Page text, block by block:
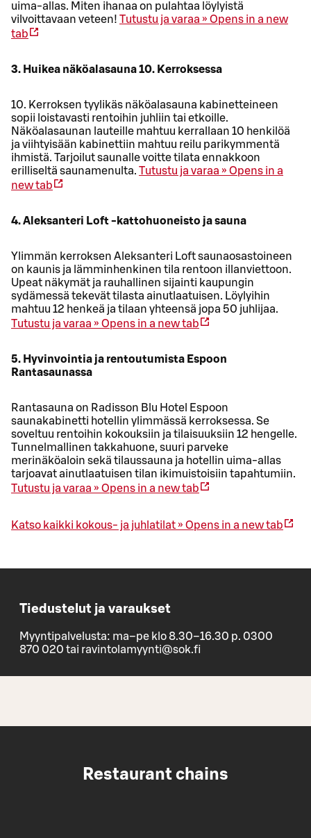
uima-allas. Miten ihanaa on pulahtaa löylyistä
vilvoittavaan veteen! Tutustu ja varaa » Opens in a new
tab
3. Huikea näköalasauna 10. Kerroksessa
10. Kerroksen tyylikäs näköalasauna kabinetteineen
sopii loistavasti rentoihin juhliin tai etkoille.
Näköalasaunan lauteille mahtuu kerrallaan 10 henkilöä
ja viihtyisään kabinettiin mahtuu reilu parikymmentä
ihmistä. Tarjoilut saunalle voitte tilata ennakkoon
erilliseltä saunamenulta. Tutustu ja varaa » Opens in a
new tab
4. Aleksanteri Loft -kattohuoneisto ja sauna
Ylimmän kerroksen Aleksanteri Loft saunaosastoineen
on kaunis ja lämminhenkinen tila rentoon illanviettoon.
Upeat näkymät ja rauhallinen sijainti kaupungin
sydämessä tekevät tilasta ainutlaatuisen. Löylyihin
mahtuu 12 henkeä ja tilaan yhteensä jopa 50 juhlijaa.
Tutustu ja varaa » Opens in a new tab
5. Hyvinvointia ja rentoutumista Espoon
Rantasaunassa
Rantasauna on Radisson Blu Hotel Espoon
saunakabinetti hotellin ylimmässä kerroksessa. Se
soveltuu rentoihin kokouksiin ja tilaisuuksiin 12 hengelle.
Tunnelmallinen takkahuone, suuri parveke
merinäköaloin sekä tilaussauna ja hotellin uima-allas
tarjoavat ainutlaatuisen tilan ikimuistoisiin tapahtumiin.
Tutustu ja varaa » Opens in a new tab
Katso kaikki kokous- ja juhlatilat » Opens in a new tab
Tiedustelut ja varaukset
Myyntipalvelusta: ma–pe klo 8.30–16.30 p. 0300
870 020 tai ravintolamyynti@sok.fi
Restaurant chains